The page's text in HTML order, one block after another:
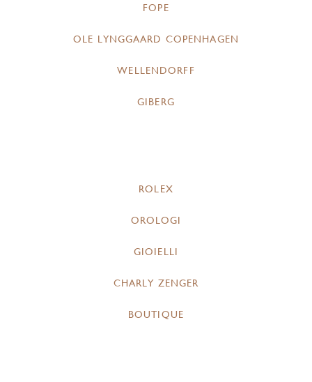
FOPE
OLE LYNGGAARD COPENHAGEN
WELLENDORFF
GIBERG
ROLEX
OROLOGI
GIOIELLI
CHARLY ZENGER
BOUTIQUE